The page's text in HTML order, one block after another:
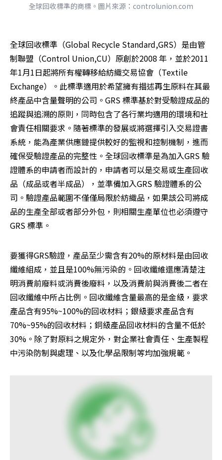
全球回收標準的商標。圖片來源：controlunion.com
全球回收標準（Global Recycle Standard,GRS）是由管
制聯盟（Control Union,CU）原創於2008 年，並於2011
年1月1日起將所有權轉移給紡織交易協會（Textile
Exchange）。此標準適用於希望擁有描述再生原料在其最
終產品中含量聲明的公司。GRS 標準基於對受驗證成品的
追蹤與追溯的原則，同時包含了各行業均適用的環境和社
會責任相關要求。隨著標準的發展或將選擇引入交易證書
系統，能為產業供應鏈提供較好的監視和控制機制，進而
確保受驗證產品的完整性。全球回收標準是為加入GRS 驗
證體系的申請者而設計的，申請者可以是交易或生產回收
品（成品或者半成品），並準備加入GRS 驗證體系的公
司。驗證產品範圍不僅僅局限於紡織品，如果該公司將成
品的生產全部或者部分外包，則相關生產單位也必須遵守
GRS 標準。
要獲得GRS驗證，產品至少需含有20%的原材料是由回收
纖維組成，並且是100%無污染的。回收纖維還應清楚注
明消費前廢料或消費後廢料，以及消費前與消費後二者在
回收纖維中所占比例。回收纖維含量最高的是金級，要求
產品含有95%~100%的回收材料；銀級要求產品含有
70%~95%的回收材料；銅級產品回收材料的含量不低於
30%。除了對原料之規定外，對企業社會責任、生產製程
中污染防制與處理、以及化學品限制等均加強規範。